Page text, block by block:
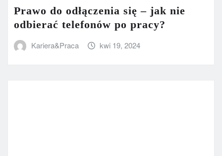
Prawo do odłączenia się – jak nie
odbierać telefonów po pracy?
Kariera&Praca kwi 19, 2024